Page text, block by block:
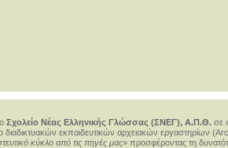
Σχολείο Νέας Ελληνικής Γλώσσας (ΣΝΕΓ), Α.Π.Θ. σε
διαδικτυακών εκπαιδευτικών αρχειακών εργαστηρίων
κύκλο από τις πηγές μας» προσφέροντας τη